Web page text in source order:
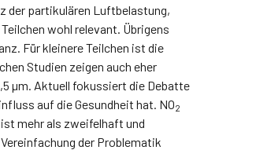
der partikulären Luftbelastung,
wohl relevant. Übrigens
Für kleinere Teilchen ist die
Studien zeigen auch eher
µm. Aktuell fokussiert die Debatte
auf die Gesundheit hat. NO2
mehr als zweifelhaft und
der Problematik